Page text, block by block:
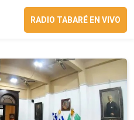
RADIO TABARÉ EN VIVO